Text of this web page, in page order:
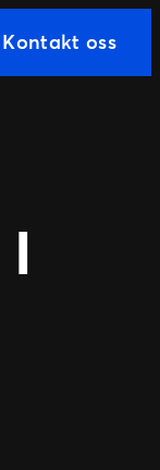
Kontakt oss